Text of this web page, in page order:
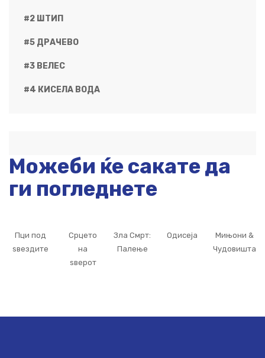
#2 ШТИП
#5 ДРАЧЕВО
#3 ВЕЛЕС
#4 КИСЕЛА ВОДА
Можеби ќе сакате да
ги погледнете
Пци под
ѕвездите
Срцето
на
ѕверот
Зла Смрт:
Палење
Одисеја
Мињони &
Чудовишта